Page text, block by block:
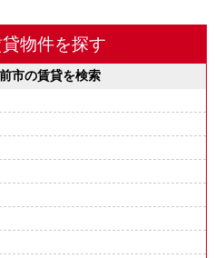
物件を探す
市の賃貸を検索